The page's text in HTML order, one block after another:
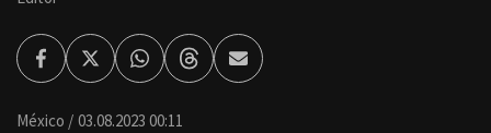
FacebookTwitterWhatsappThreadsEnviar
por
México 03.08.2023 00:11